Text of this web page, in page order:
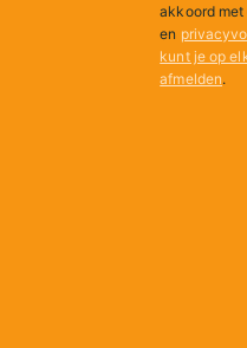
akkoord
en
kunt je op
afmelden.